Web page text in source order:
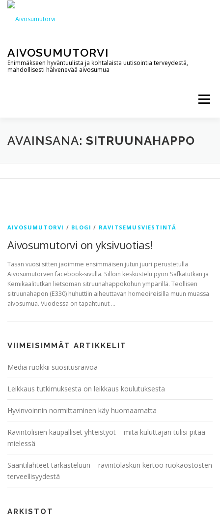
Siirry
AIVOSUMUTORVI
Enimmäkseen hyväntuulista ja kohtalaista uutisointia terveydestä,
mahdollisesti hälvenevää aivosumua
Valikko
AIVOSUMUTORVI PALVELUT YHTEYSTIEDOT
AVAINSANA: SITRUUNAHAPPO
AIVOSUMUTORVI / BLOGI / RAVITSEMUSVIESTINTÄ
Aivosumutorvi on yksivuotias!
Tasan vuosi sitten jaoimme ensimmäisen jutun juuri perustetulla
Aivosumutorven facebook-sivulla. Silloin keskustelu pyöri Safkatutkan ja
Kemikaalitutkan lietsoman sitruunahappokohun ympärillä. Teollisen
sitruunahapon (E330) huhuttiin aiheuttavan homeoireisilla muun muassa
aivosumua. Vuodessa on tapahtunut …
VIIMEISIMMÄT ARTIKKELIT
Media ruokkii suositusraivoa
Leikkaus tutkimuksesta on leikkaus koulutuksesta
Hyvinvoinnin normittaminen käy huomaamatta
Ravintolisien kaupalliset yhteistyöt – mitä kuluttajan tulisi pitää
mielessä
Saantilähteet tarkasteluun – ravintolaskuri kertoo ruokaostosten
terveellisyydestä
ARKISTOT